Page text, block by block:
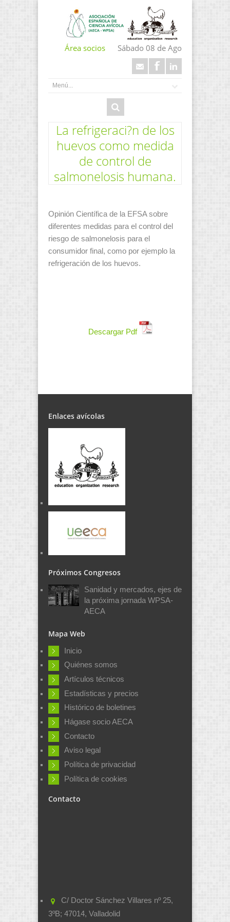
Área socios Sábado 08 de Ago
La refrigeraci?n de los
huevos como medida
de control de
salmonelosis humana.
Opinión Científica de la EFSA sobre
diferentes medidas para el control del
riesgo de salmonelosis para el
consumidor final, como por ejemplo la
refrigeración de los huevos.
Descargar Pdf
Enlaces avícolas
Próximos Congresos
Sanidad y mercados, ejes de
la próxima jornada WPSA-
AECA
Mapa Web
Inicio
Quiénes somos
Artículos técnicos
Estadísticas y precios
Histórico de boletines
Hágase socio AECA
Contacto
Aviso legal
Política de privacidad
Política de cookies
Contacto
C/ Doctor Sánchez Villares nº 25,
3ºB; 47014, Valladolid